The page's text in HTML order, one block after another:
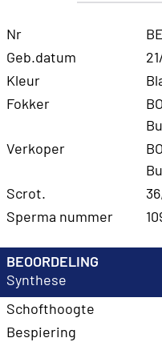
Nr
Geb.datum
Kleur
Fokker
Verkoper
Scrot.
Sperma nummer
BEOORDELING
Synthese
Schofthoogte
Bespiering